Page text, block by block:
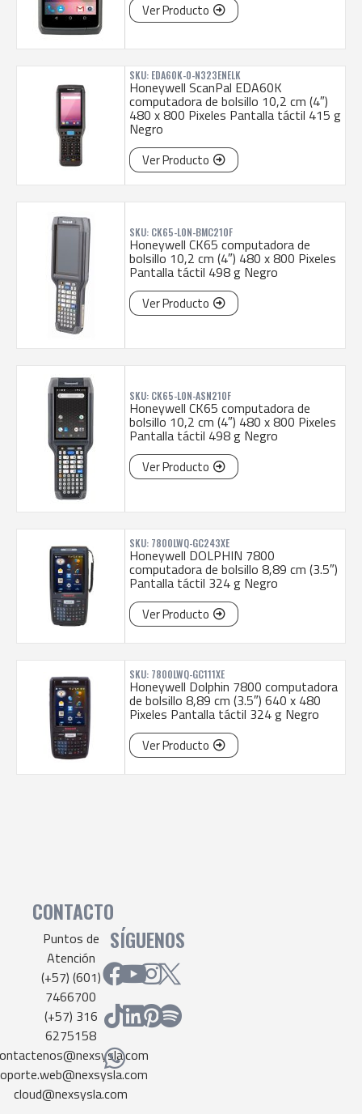
Ver Producto
SKU: EDA60K-0-N323ENELK
Honeywell ScanPal EDA60K
computadora de bolsillo 10,2 cm (4″)
480 x 800 Pixeles Pantalla táctil 415 g
Negro
Ver Producto
SKU: CK65-L0N-BMC210F
Honeywell CK65 computadora de
bolsillo 10,2 cm (4″) 480 x 800 Pixeles
Pantalla táctil 498 g Negro
Ver Producto
SKU: CK65-L0N-ASN210F
Honeywell CK65 computadora de
bolsillo 10,2 cm (4″) 480 x 800 Pixeles
Pantalla táctil 498 g Negro
Ver Producto
SKU: 7800LWQ-GC243XE
Honeywell DOLPHIN 7800
computadora de bolsillo 8,89 cm (3.5″)
Pantalla táctil 324 g Negro
Ver Producto
SKU: 7800LWQ-GC111XE
Honeywell Dolphin 7800 computadora
de bolsillo 8,89 cm (3.5″) 640 x 480
Pixeles Pantalla táctil 324 g Negro
Ver Producto
CONTACTO
Puntos de
Atención
(+57) (601)
7466700
(+57) 316
6275158
cloud@nexsysla.com
SÍGUENOS